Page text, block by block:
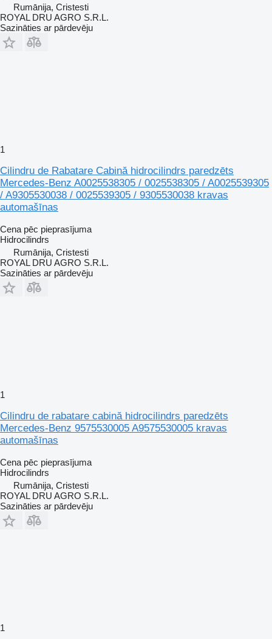
Rumānija, Cristesti
ROYAL DRU AGRO S.R.L.
Sazināties ar pārdevēju
1
Cilindru de Rabatare Cabină hidrocilindrs paredzēts
Mercedes-Benz A0025538305 / 0025538305 / A0025539305
/ A9305530038 / 0025539305 / 9305530038 kravas
automašīnas
Cena pēc pieprasījuma
Hidrocilindrs
Rumānija, Cristesti
ROYAL DRU AGRO S.R.L.
Sazināties ar pārdevēju
1
Cilindru de rabatare cabină hidrocilindrs paredzēts
Mercedes-Benz 9575530005 A9575530005 kravas
automašīnas
Cena pēc pieprasījuma
Hidrocilindrs
Rumānija, Cristesti
ROYAL DRU AGRO S.R.L.
Sazināties ar pārdevēju
1